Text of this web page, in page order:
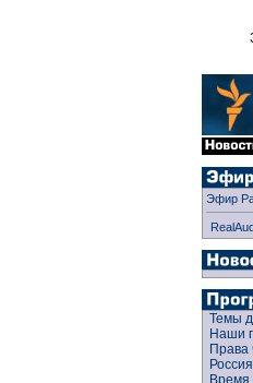
Эфир
Темы
Наши
Права
Россия